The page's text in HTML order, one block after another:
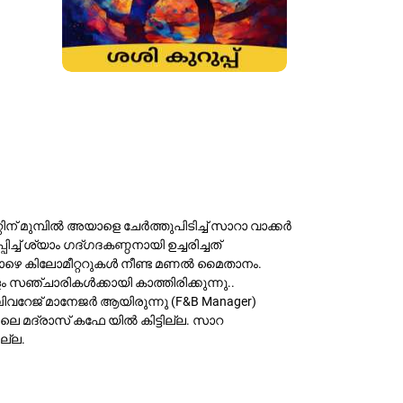
മുമ്പിൽ അയാളെ ചേർത്തുപിടിച്ച് സാറാ വാക്കർ
ശ്യാം ഗദ്ഗദകണ്ഠനായി ഉച്ചരിച്ചത്
കിലോമീറ്ററുകൾ നീണ്ട മണൽ മൈതാനം.
കാത്തിരിക്കുന്നു..
മാനേജർ ആയിരുന്നു (F&B Manager)
മദ്രാസ് കഫേ യിൽ കിട്ടില്ല. സാറ